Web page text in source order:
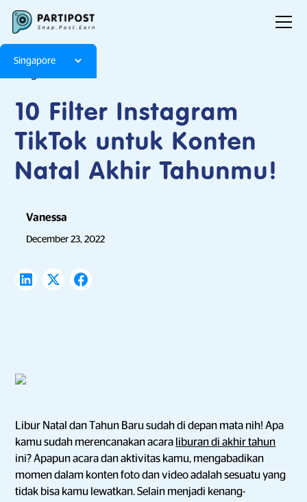
Singapore
10 Filter Instagram
TikTok untuk Konten
Natal Akhir Tahunmu!
Vanessa
December 23, 2022
Libur Natal dan Tahun Baru sudah di depan mata nih! Apa
kamu sudah merencanakan acara liburan di akhir tahun
ini? Apapun acara dan aktivitas kamu, mengabadikan
momen dalam konten foto dan video adalah sesuatu yang
tidak bisa kamu lewatkan. Selain menjadi kenang-